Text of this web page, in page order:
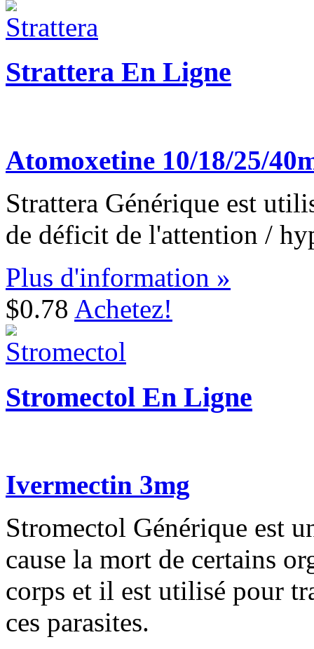
Strattera En Ligne
Atomoxetine 10/18/25/
Strattera Générique est
de déficit de l'attention /
Plus d'information »
$0.78 Achetez!
Stromectol En Ligne
Ivermectin 3mg
Stromectol Générique est
cause la mort de certains
corps et il est utilisé pour
ces parasites.